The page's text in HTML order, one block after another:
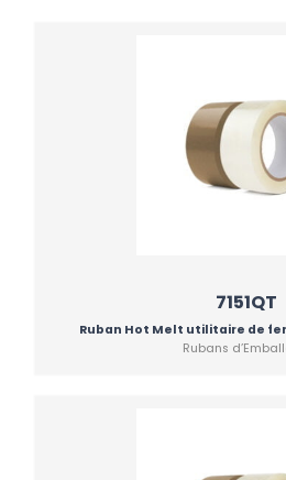
7151QT
Ruban Hot Melt utilitaire de
Rubans